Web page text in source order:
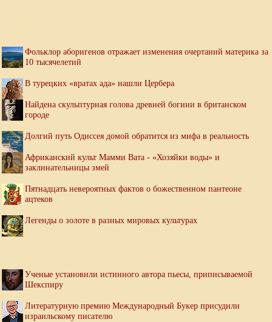
Фольклор аборигенов отражает изменения очертаний материка за
10 тысячелетий
В турецких «вратах ада» нашли Цербера
Найдена скульптурная голова древней богини в британском
городе
Долгий путь Одиссея домой обратится из мифа в реальность
Африканский культ Мамми Вата - «Хозяйки воды» и
заклинательницы змей
Пятнадцать невероятных фактов о божественном пантеоне
ацтеков
Легенды о золоте в разных мировых культурах
Ученые установили истинного автора пьесы, приписываемой
Шекспиру
Литературную премию Международный Букер присудили
израильскому писателю